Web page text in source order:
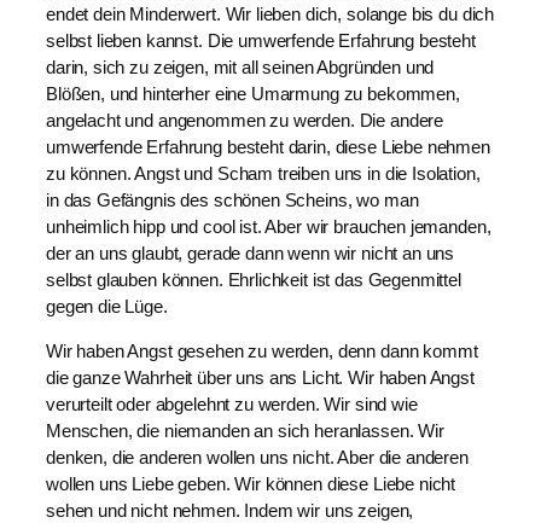
endet dein Minderwert. Wir lieben dich, solange bis du dich
selbst lieben kannst. Die umwerfende Erfahrung besteht
darin, sich zu zeigen, mit all seinen Abgründen und
Blößen, und hinterher eine Umarmung zu bekommen,
angelacht und angenommen zu werden. Die andere
umwerfende Erfahrung besteht darin, diese Liebe nehmen
zu können. Angst und Scham treiben uns in die Isolation,
in das Gefängnis des schönen Scheins, wo man
unheimlich hipp und cool ist. Aber wir brauchen jemanden,
der an uns glaubt, gerade dann wenn wir nicht an uns
selbst glauben können. Ehrlichkeit ist das Gegenmittel
gegen die Lüge.
Wir haben Angst gesehen zu werden, denn dann kommt
die ganze Wahrheit über uns ans Licht. Wir haben Angst
verurteilt oder abgelehnt zu werden. Wir sind wie
Menschen, die niemanden an sich heranlassen. Wir
denken, die anderen wollen uns nicht. Aber die anderen
wollen uns Liebe geben. Wir können diese Liebe nicht
sehen und nicht nehmen. Indem wir uns zeigen,